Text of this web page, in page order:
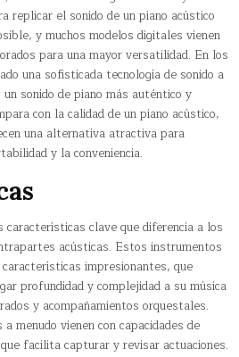
replicar el sonido de un piano acústico
y muchos modelos digitales vienen
para una mayor versatilidad. En los
una sofisticada tecnología de sonido a
sonido de piano más auténtico y
con la calidad de un piano acústico,
una alternativa atractiva para
y la conveniencia.
clave que diferencia a los
acústicas. Estos instrumentos
impresionantes, que
profundidad y complejidad a su música
y acompañamientos orquestales.
menudo vienen con capacidades de
facilita capturar y revisar actuaciones.